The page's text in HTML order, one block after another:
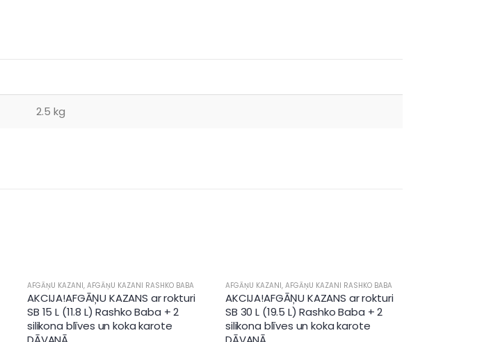
2.5 kg
AFGĀŅU KAZANI, AFGĀŅU KAZANI RASHKO BABA
AKCIJA!AFGĀŅU KAZANS ar rokturi
SB 15 L (11.8 L) Rashko Baba + 2
silikona blīves un koka karote
AFGĀŅU KAZANI, AFGĀŅU KAZANI RASHKO BABA
AKCIJA!AFGĀŅU KAZANS ar rokturi
SB 30 L (19.5 L) Rashko Baba + 2
silikona blīves un koka karote